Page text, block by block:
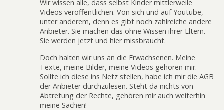
Wir wissen alle, dass selbst Kinder mittlerweile
Videos veröffentlichen. Von sich und auf Youtube,
unter anderem, denn es gibt noch zahlreiche andere
Anbieter. Sie machen das ohne Wissen ihrer Eltern.
Sie werden jetzt und hier missbraucht.
Doch halten wir uns an die Erwachsenen. Meine
Texte, meine Bilder, meine Videos gehören mir.
Sollte ich diese ins Netz stellen, habe ich mir die AGB
der Anbieter durchzulesen. Steht da nichts von
Abtretung der Rechte, gehören mir auch weiterhin
meine Sachen!